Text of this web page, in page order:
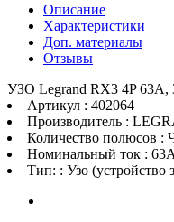
Описание
Характеристики
Доп. материалы
Отзывы
УЗО Legrand RX3 4P 63А,
Артикул : 402064
Производитель :
Количество полюсов :
Номинальный ток : 63A
Тип: : Узо (устройство